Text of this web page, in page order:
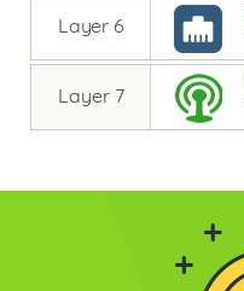
Layer 6
Layer 7